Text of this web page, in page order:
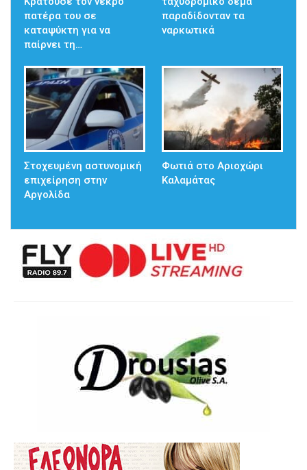
πατέρα του σε
καταψύκτη για να
παίρνει τη…
παραδίδονταν τα
ναρκωτικά
Στοχευμένη αστυνομική
επιχείρηση στην
Αργολίδα
Φωτιά στο Αριοχώρι
Καλαμάτας